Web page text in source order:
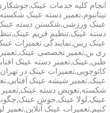
انجام کلیه خدمات
تیتانیوم،تعمیر دسته عینک
عینک ورزشی,شکستن دسته
دسته عینک,تنظیم فریم
عینک ریبن,نمایندگی تعمیرات
ری بن,تعمیر تخصصی
طبی,عینک,تعمیر دسته عینک
کائوچویی,تعمیرات عینک در
عینک,تعمیر شیشه عینک
شکسته,تعویض دسته عینک,تعمیر
عینک,لولا عینک,جوش
کنیم,تعمیرات عینک آنلاین,تعمیر